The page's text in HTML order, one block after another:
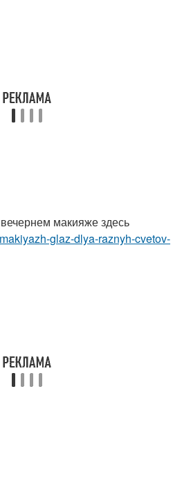
макияже здесь
glaz-dlya-raznyh-cvetov-